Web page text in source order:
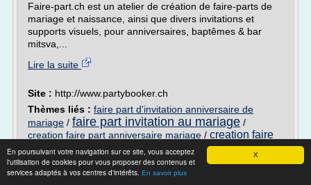
X
En poursuivant votre navigation sur ce site, vous acceptez
l'utilisation de cookies pour vous proposer des contenus et
services adaptés à vos centres d'intérêts. En savoir plus
Faire-part.ch est un atelier de création de faire-parts de
mariage et naissance, ainsi que divers invitations et
supports visuels, pour anniversaires, baptêmes & bar
mitsva,...
Lire la suite
Site : http://www.partybooker.ch
Thèmes liés : faire part d'invitation anniversaire de
mariage / faire part invitation au mariage /
creation faire part anniversaire mariage / creation faire
part mariage/faire part naissance mariage
Invitations & Co. | Faire part | Invitation |